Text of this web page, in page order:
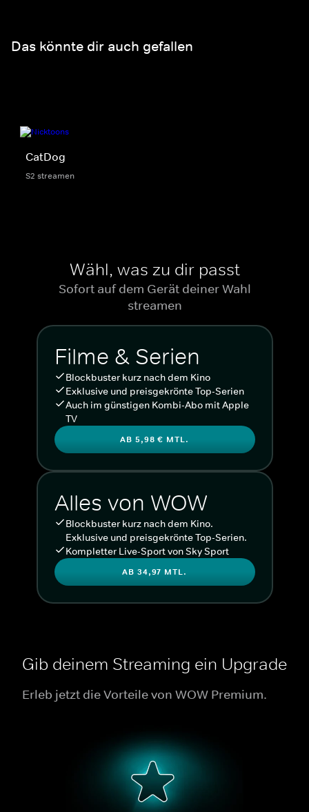
Das könnte dir auch gefallen
CatDog
S2 streamen
Wähl, was zu dir passt
Sofort auf dem Gerät deiner Wahl
streamen
Filme & Serien
Blockbuster kurz nach dem Kino
Exklusive und preisgekrönte Top-Serien
Auch im günstigen Kombi-Abo mit Apple
TV
AB 5,98 € MTL.
Alles von WOW
Blockbuster kurz nach dem Kino.
Exklusive und preisgekrönte Top-Serien.
Kompletter Live-Sport von Sky Sport
AB 34,97 MTL.
Gib deinem Streaming ein Upgrade
Erleb jetzt die Vorteile von WOW Premium.